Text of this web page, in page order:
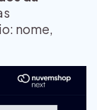
nome,